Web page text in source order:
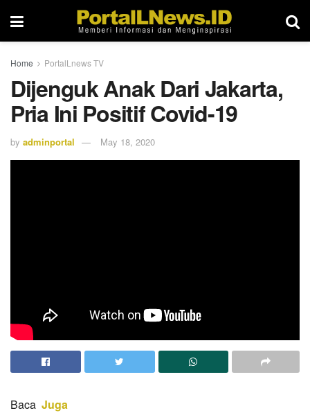
Home PortalLnews TV
Dijenguk Anak Dari Jakarta,
Pria Ini Positif Covid-19
by adminportal May 18, 2020
Baca Juga